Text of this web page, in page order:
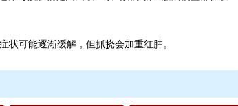
状可能逐渐缓解，但抓挠会加重红肿。